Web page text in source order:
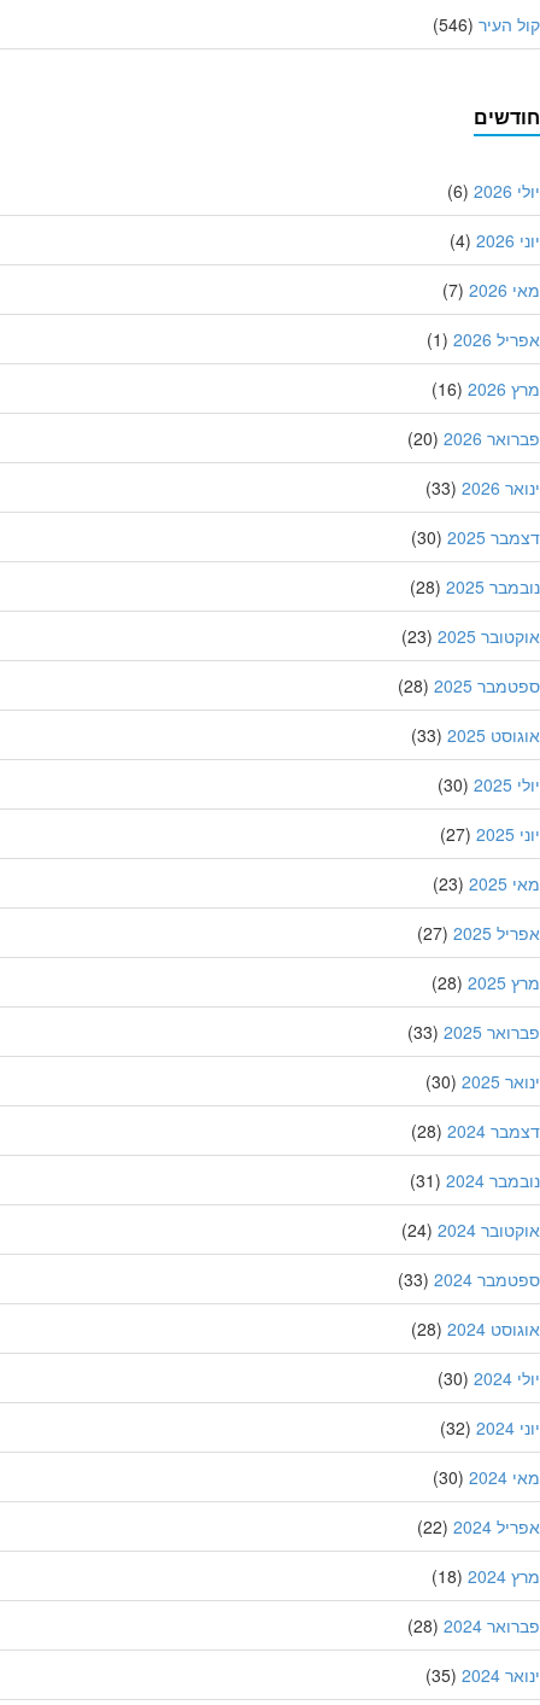
העיר(546)
(6)
(4)
(7)
2026
(1)
(16)
2026
(20)
2026
(33)
2025
(30)
2025
(28)
2025
(23)
2025
(28)
2025
(33)
(30)
(27)
(23)
2025
(27)
(28)
2025
(33)
2025
(30)
2024
(28)
2024
(31)
2024
(24)
2024
(33)
2024
(28)
(30)
(32)
(30)
2024
(22)
(18)
2024
(28)
2024
(35)